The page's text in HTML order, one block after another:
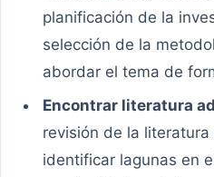
planificación de la
selección de la
abordar el tema de
Encontrar literatura
revisión de la
identificar lagunas en